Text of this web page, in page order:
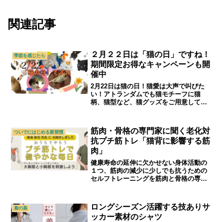
関連記事
季節を感じたら
２月２２日は「猫の日」ですね！
期間限定お得なキャンペーンも開
催中
2月22日は猫の日！猫愛は大声で叫びた
い！アトランダムでも猫モチーフに猫
柄、猫型など、猫グッズをご用意してい
トランダム」
ついでにはじめる新習慣
筋肉・骨格の専門家に聞く老化対
抗プチ筋トレ「猫背に影響する筋
肉」
健康寿命の延伸に欠かせない身体活動の
１つ、筋肉の減少に少しでも抗うための
セルフトレーニングを筋肉と骨格の専門
アファッション通販ショップ「アトラン
ダム」
着の基
ロングシーズン活躍する技ありサ
ッカー素材のシャツ